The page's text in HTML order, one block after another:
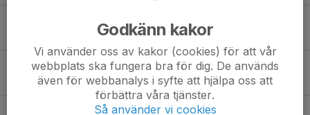
Utbildningar, kika igenom utbud och boka.
26 jun, 09:43
ÅRSMÖTE 2026!
31 maj, 23:59
Utbildning Första hjälpen 13/5 Hockeyspecial
Godkänn kakor
Vi använder oss av kakor (cookies) för att vår
webbplats ska fungera bra för dig. De används
även för webbanalys i syfte att hjälpa oss att
förbättra våra tjänster.
Så använder vi cookies